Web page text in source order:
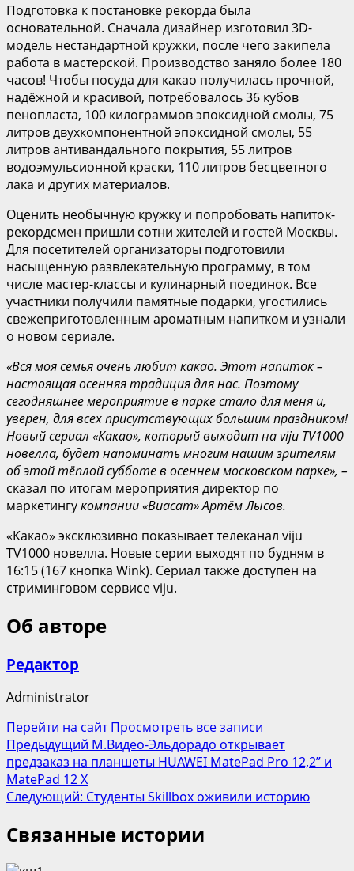
Подготовка к постановке рекорда была
основательной. Сначала дизайнер изготовил 3D-
модель нестандартной кружки, после чего закипела
работа в мастерской. Производство заняло более 180
часов! Чтобы посуда для какао получилась прочной,
надёжной и красивой, потребовалось 36 кубов
пенопласта, 100 килограммов эпоксидной смолы, 75
литров двухкомпонентной эпоксидной смолы, 55
литров антивандального покрытия, 55 литров
водоэмульсионной краски, 110 литров бесцветного
лака и других материалов.
Оценить необычную кружку и попробовать напиток-
рекордсмен пришли сотни жителей и гостей Москвы.
Для посетителей организаторы подготовили
насыщенную развлекательную программу, в том
числе мастер-классы и кулинарный поединок. Все
участники получили памятные подарки, угостились
свежеприготовленным ароматным напитком и узнали
о новом сериале.
«Вся моя семья очень любит какао. Этот напиток–
настоящаяосенняятрадициядля нас. Поэтому
сегодняшнее мероприятие в парке стало для меня и,
уверен, для всех присутствующихбольшимпраздником!
Новый сериал «Какао», который выходит на viju TV1000
новелла, будет напоминать многимнашим зрителям
об этой тёплой субботе в осеннем московском парке», –
сказал по итогам мероприятия директор по
маркетингукомпании «Виасат» Артём Лысов.
«Какао» эксклюзивно показывает телеканал viju
TV1000 новелла. Новые серии выходят по будням в
16:15 (167 кнопка Wink). Сериал также доступен на
стриминговом сервисе viju.
Об авторе
Редактор
Administrator
Перейти на сайтПросмотреть все записи
Навигация
записи
Предыдущий М.Видео-Эльдорадо открывает
предзаказ на планшеты HUAWEI MatePad Pro 12,2” и
MatePad 12 X
Следующий: Студенты Skillbox оживили историю
Связанные истории